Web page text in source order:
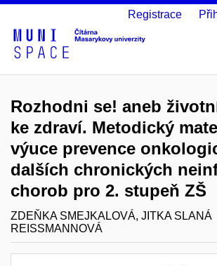
Registrace
Rozhodni se! aneb
ke zdraví. Metodický
výuce prevence
dalších chronických
chorob pro 2. stupeň ZŠ
ZDEŇKA SMEJKALOVÁ, JITKA SLANÁ
REISSMANNOVÁ